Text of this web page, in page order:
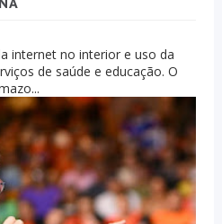
internet no interior e uso da
de saúde e educação. O